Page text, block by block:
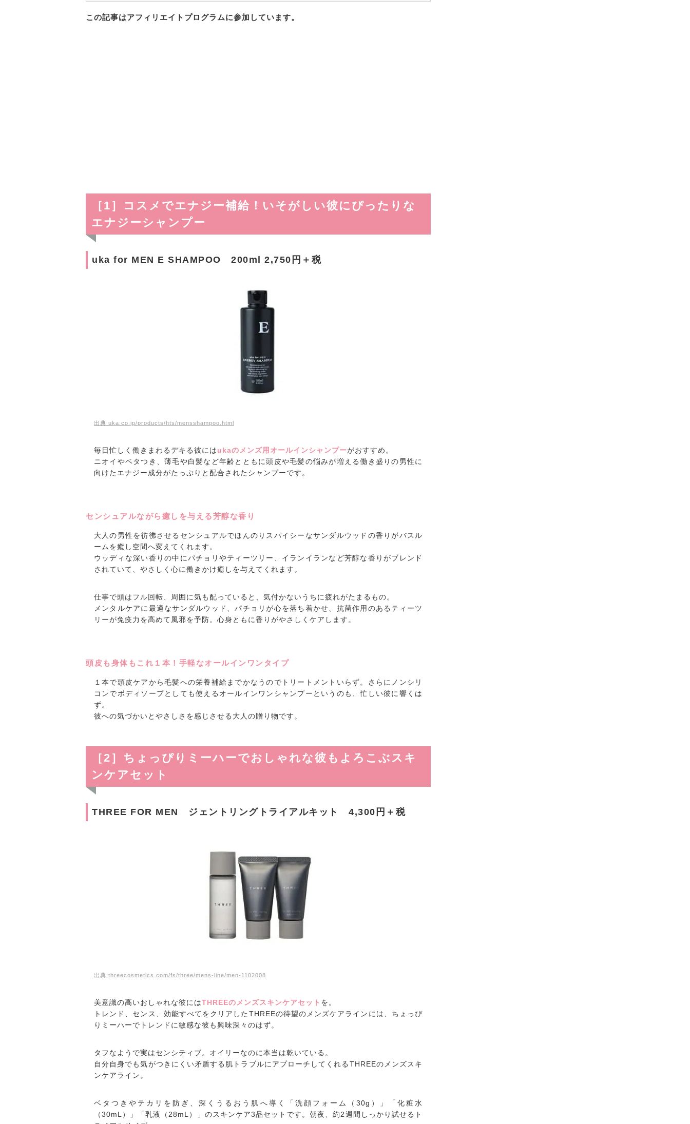
この記事はアフィリエイトプログラムに参加しています。
［1］コスメでエナジー補給！いそがしい彼にぴったりな
エナジーシャンプー
uka for MEN E SHAMPOO 200ml 2,750円＋税
出典 uka.co.jp/products/hts/mensshampoo.html
毎日忙しく働きまわるデキる彼にはukaのメンズ用オールインシャンプーがおすすめ。
ニオイやベタつき、薄毛や白髪など年齢とともに頭皮や毛髪の悩みが増える働き盛りの男性に
向けたエナジー成分がたっぷりと配合されたシャンプーです。
センシュアルながら癒しを与える芳醇な香り
大人の男性を彷彿させるセンシュアルでほんのりスパイシーなサンダルウッドの香りがバスル
ームを癒し空間へ変えてくれます。
ウッディな深い香りの中にパチョリやティーツリー、イランイランなど芳醇な香りがブレンド
されていて、やさしく心に働きかけ癒しを与えてくれます。
仕事で頭はフル回転、周囲に気も配っていると、気付かないうちに疲れがたまるもの。
メンタルケアに最適なサンダルウッド、パチョリが心を落ち着かせ、抗菌作用のあるティーツ
リーが免疫力を高めて風邪を予防。心身ともに香りがやさしくケアします。
頭皮も身体もこれ１本！手軽なオールインワンタイプ
１本で頭皮ケアから毛髪への栄養補給までかなうのでトリートメントいらず。さらにノンシリ
コンでボディソープとしても使えるオールインワンシャンプーというのも、忙しい彼に響くは
ず。
彼への気づかいとやさしさを感じさせる大人の贈り物です。
［2］ちょっぴりミーハーでおしゃれな彼もよろこぶスキ
ンケアセット
THREE FOR MEN ジェントリングトライアルキット 4,300円＋税
出典 threecosmetics.com/fs/three/mens-line/men-1102008
美意識の高いおしゃれな彼にはTHREEのメンズスキンケアセット を。
トレンド、センス、効能すべてをクリアしたTHREEの待望のメンズケアラインには、ちょっぴ
りミーハーでトレンドに敏感な彼も興味深々のはず。
タフなようで実はセンシティブ。オイリーなのに本当は乾いている。
自分自身でも気がつきにくい矛盾する肌トラブルにアプローチしてくれるTHREEのメンズスキ
ンケアライン。
ベタつきやテカリを防ぎ、深くうるおう肌へ導く「洗顔フォーム（30g）」「化粧水
（30mL）」「乳液（28mL）」のスキンケア3品セットです。朝夜、約2週間しっかり試せるト